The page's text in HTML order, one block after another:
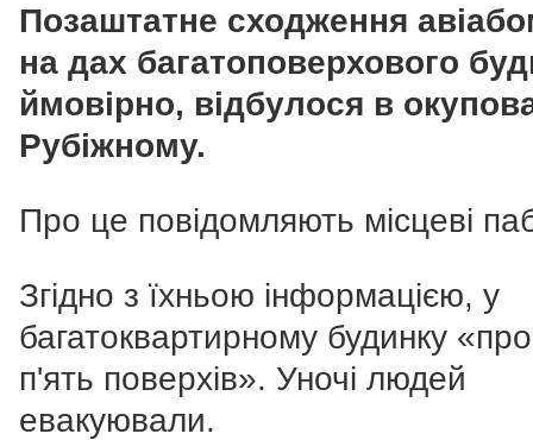
Позаштатне сходження
на дах багатоповерхового
ймовірно, відбулося в
Рубіжному.
Про це повідомляють місцеві
Згідно з їхньою інформацією, у
багатоквартирному будинку
п'ять поверхів». Уночі людей
евакуювали.